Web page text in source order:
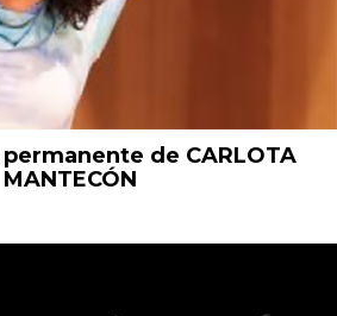
de CARLOTA
MANTECÓN